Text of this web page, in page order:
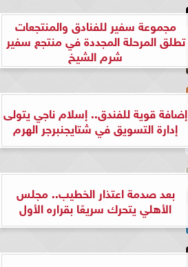
مجموعة سفير للفنادق والمنتجعات
تطلق المرحلة المجددة في منتجع سفير
شرم الشيخ
إضافة قوية للفندق.. إسلام ناجي يتولى
إدارة التسويق في شتايجنبرجر الهرم
بعد صدمة اعتذار الخطيب.. مجلس
الأهلي يتحرك سريعًا بقراره الأول